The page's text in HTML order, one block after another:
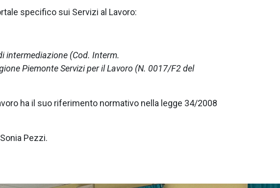
specifico sui Servizi al Lavoro:
intermediazione (Cod. Interm.
Piemonte Servizi per il Lavoro (N. 0017/F2 del
ha il suo riferimento normativo nella legge 34/2008
Pezzi.